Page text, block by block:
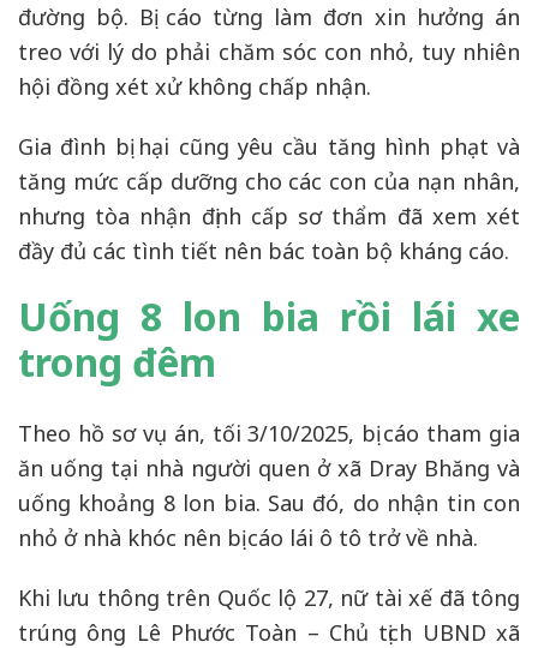
đường bộ. Bị cáo từng làm đơn xin hưởng án
treo với lý do phải chăm sóc con nhỏ, tuy nhiên
hội đồng xét xử không chấp nhận.
Gia đình bị hại cũng yêu cầu tăng hình phạt và
tăng mức cấp dưỡng cho các con của nạn nhân,
nhưng tòa nhận định cấp sơ thẩm đã xem xét
đầy đủ các tình tiết nên bác toàn bộ kháng cáo.
Uống 8 lon bia rồi lái xe
trong đêm
Theo hồ sơ vụ án, tối 3/10/2025, bị cáo tham gia
ăn uống tại nhà người quen ở xã Dray Bhăng và
uống khoảng 8 lon bia. Sau đó, do nhận tin con
nhỏ ở nhà khóc nên bị cáo lái ô tô trở về nhà.
Khi lưu thông trên Quốc lộ 27, nữ tài xế đã tông
trúng ông Lê Phước Toàn – Chủ tịch UBND xã